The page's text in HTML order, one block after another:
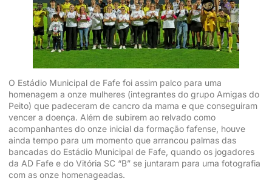
O Estádio Municipal de Fafe foi assim palco para uma
homenagem a onze mulheres (integrantes do grupo Amigas do
Peito) que padeceram de cancro da mama e que conseguiram
vencer a doença. Além de subirem ao relvado como
acompanhantes do onze inicial da formação fafense, houve
ainda tempo para um momento que arrancou palmas das
bancadas do Estádio Municipal de Fafe, quando os jogadores
da AD Fafe e do Vitória SC “B” se juntaram para uma fotografia
com as onze homenageadas.